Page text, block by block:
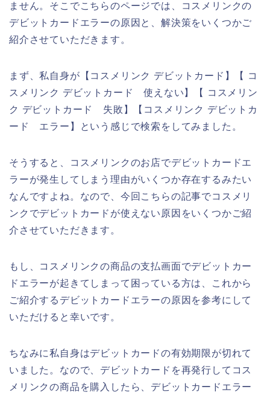
ません。そこでこちらのページでは、コスメリンクの
デビットカードエラーの原因と、解決策をいくつかご
紹介させていただきます。
まず、私自身が【コスメリンク デビットカード】【 コ
スメリンク デビットカード 使えない】【 コスメリン
ク デビットカード 失敗】【コスメリンク デビットカ
ード エラー】という感じで検索をしてみました。
そうすると、コスメリンクのお店でデビットカードエ
ラーが発生してしまう理由がいくつか存在するみたい
なんですよね。なので、今回こちらの記事でコスメリ
ンクでデビットカードが使えない原因をいくつかご紹
介させていただきます。
もし、コスメリンクの商品の支払画面でデビットカー
ドエラーが起きてしまって困っている方は、これから
ご紹介するデビットカードエラーの原因を参考にして
いただけると幸いです。
ちなみに私自身はデビットカードの有効期限が切れて
いました。なので、デビットカードを再発行してコス
メリンクの商品を購入したら、デビットカードエラー